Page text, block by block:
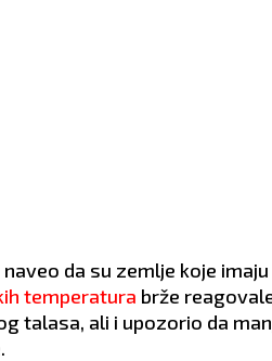
naveo da su zemlje koje
temperatura brže
talasa, ali i upozorio da